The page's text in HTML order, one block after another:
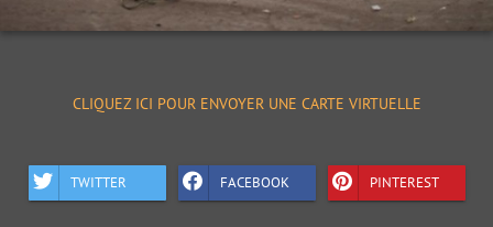
CLIQUEZ ICI POUR ENVOYER UNE CARTE VIRTUELLE
TWITTER FACEBOOK PINTEREST